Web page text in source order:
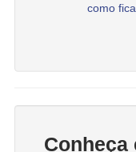
como
Conheça